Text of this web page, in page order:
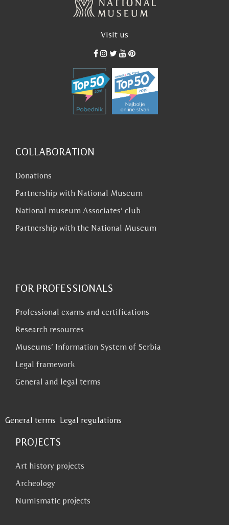
Visit us
COLLABORATION
Donations
Partnership with National Museum
National museum Associates’ club
Partnership with the National Museum
FOR PROFESSIONALS
Professional exams and certifications
Research resources
Museums’ Information System of Serbia
Legal framework
General and legal terms
General terms Legal regulations
PROJECTS
Art history projects
Archeology
Numismatic projects